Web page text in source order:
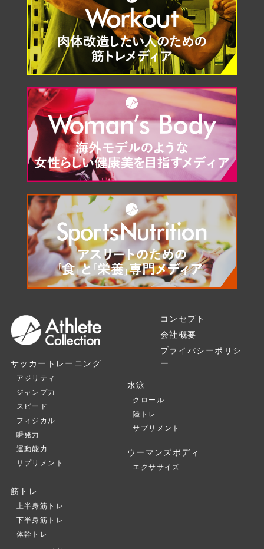
コンセプト
会社概要
プライバシーポリシ
ー
サッカートレーニング
アジリティ
ジャンプ力
スピード
フィジカル
瞬発力
運動能力
サプリメント
水泳
クロール
陸トレ
サプリメント
ウーマンズボディ
エクササイズ
筋トレ
上半身筋トレ
下半身筋トレ
体幹トレ